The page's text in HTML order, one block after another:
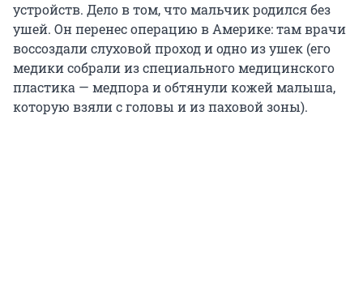
устройств. Дело в том, что мальчик родился без
ушей. Он перенес операцию в Америке: там врачи
воссоздали слуховой проход и одно из ушек (его
медики собрали из специального медицинского
пластика — медпора и обтянули кожей малыша,
которую взяли с головы и из паховой зоны).